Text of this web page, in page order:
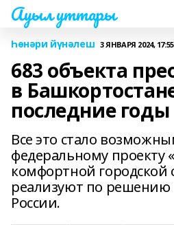
Ауыл уттары
Һөнәри йүнәлеш 3 ЯНВАРЯ 2024, 17:55
683 объекта
в
последние годы
Все это стало
федеральному
комфортной городской
реализуют по решению
России.